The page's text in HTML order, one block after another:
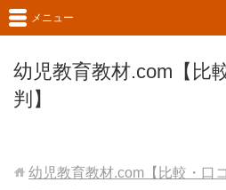
幼児教育教材.com【比
判】
メニュー
幼児教育教材.com【比較・口